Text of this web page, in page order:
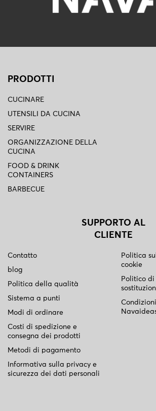
PRODOTTI
CUCINARE
UTENSILI DA CUCINA
SERVIRE
ORGANIZZAZIONE DELLA
CUCINA
FOOD & DRINK
CONTAINERS
BARBECUE
SUPPORTO AL
CLIENTE
Contatto
blog
Politica della qualità
Sistema a punti
Modi di ordinare
Costi di spedizione e
consegna dei prodotti
Metodi di pagamento
Informativa sulla privacy e
sicurezza dei dati personali
Politica
cookie
Politico